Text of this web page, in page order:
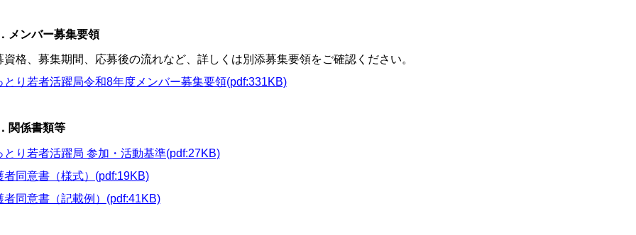
メンバー募集要領
資格、募集期間、応募後の流れなど、詳しくは別添募集要領をご確認ください。
とり若者活躍局令和8年度メンバー募集要領(pdf:331KB)
関係書類等
とり若者活躍局 参加・活動基準(pdf:27KB)
者同意書（様式）(pdf:19KB)
者同意書（記載例）(pdf:41KB)